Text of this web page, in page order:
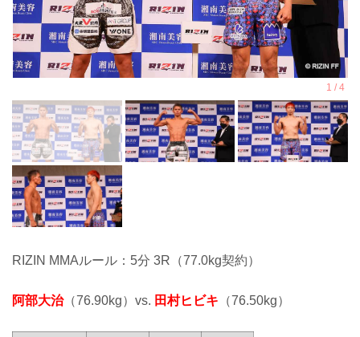
RIZIN MMAルール：5分 3R（77.0kg契約）
阿部大治（76.90kg）vs. 田村ヒビキ （76.50kg）